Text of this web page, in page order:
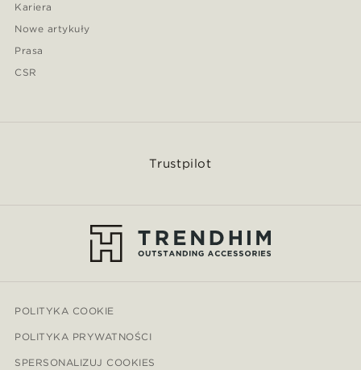
Kariera
Nowe artykuły
Prasa
CSR
Trustpilot
POLITYKA COOKIE
POLITYKA PRYWATNOŚCI
SPERSONALIZUJ COOKIES